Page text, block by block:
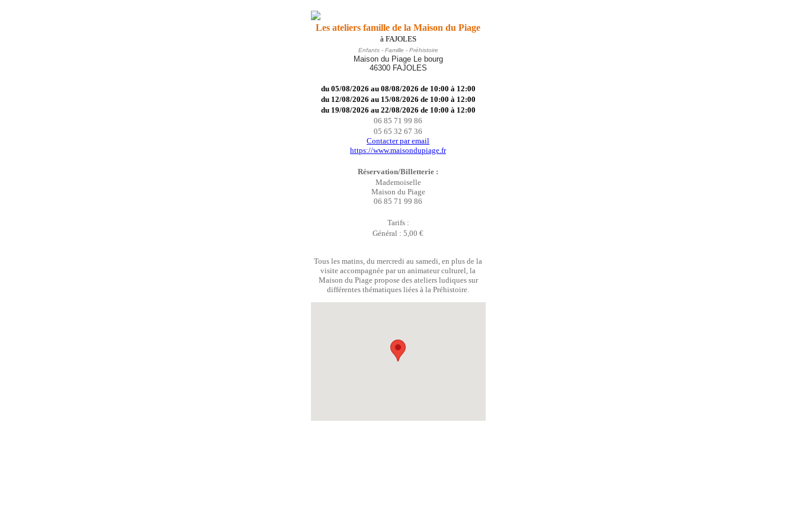
Les ateliers famille de la Maison du Piage
à FAJOLES
Enfants - Famille - Préhistoire
Maison du Piage Le bourg
46300 FAJOLES
du 05/08/2026 au 08/08/2026 de 10:00 à 12:00
du 12/08/2026 au 15/08/2026 de 10:00 à 12:00
du 19/08/2026 au 22/08/2026 de 10:00 à 12:00
06 85 71 99 86
05 65 32 67 36
Contacter par email
https://www.maisondupiage.fr
Réservation/Billetterie :
Mademoiselle
Maison du Piage
06 85 71 99 86
Tarifs :
Général : 5,00 €
Tous les matins, du mercredi au samedi, en plus de la
visite accompagnée par un animateur culturel, la
Maison du Piage propose des ateliers ludiques sur
différentes thématiques liées à la Préhistoire.